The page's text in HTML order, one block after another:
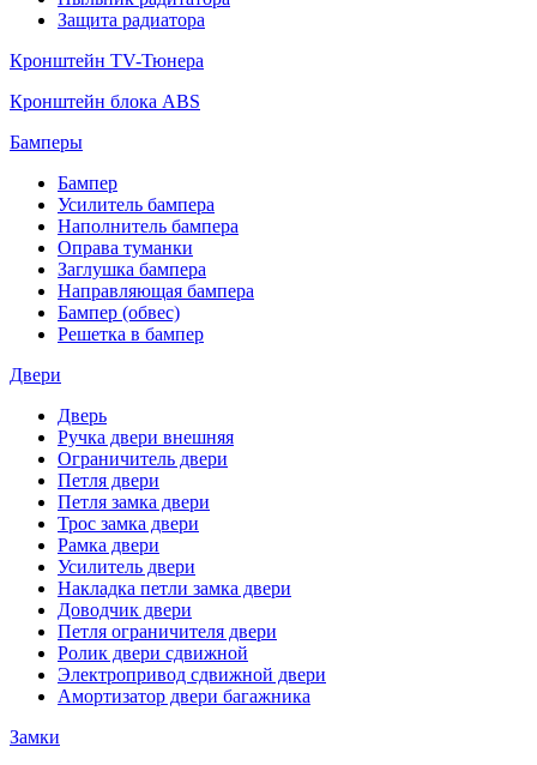
Защита радиатора
Кронштейн TV-Тюнера
Кронштейн блока ABS
Бамперы
Бампер
Усилитель бампера
Наполнитель бампера
Оправа туманки
Заглушка бампера
Направляющая бампера
Бампер (обвес)
Решетка в бампер
Двери
Дверь
Ручка двери внешняя
Ограничитель двери
Петля двери
Петля замка двери
Трос замка двери
Рамка двери
Усилитель двери
Накладка петли замка двери
Доводчик двери
Петля ограничителя двери
Ролик двери сдвижной
Электропривод сдвижной двери
Амортизатор двери багажника
Замки